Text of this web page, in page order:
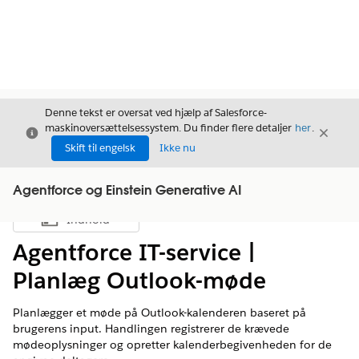
Luk
Denne tekst er oversat ved hjælp af Salesforce-
maskinoversættelsessystem. Du finder flere detaljer her.
Skift til engelsk
Ikke nu
Luk
Agentforce og Einstein Generative AI
Vis indholdsfortegnelse
Indhold
Agentforce IT-service |
Planlæg Outlook-møde
Planlægger et møde på Outlook-kalenderen baseret på
brugerens input. Handlingen registrerer de krævede
mødeoplysninger og opretter kalenderbegivenheden for de